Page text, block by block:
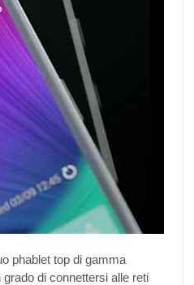
phablet top di gamma
di connettersi alle reti